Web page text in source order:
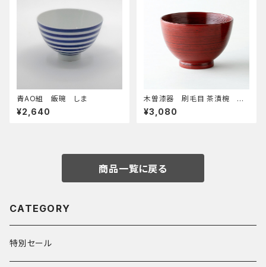
青AO組 飯碗 しま
¥2,640
木曽漆器 刷毛目 茶漬椀 根
来
¥3,080
商品一覧に戻る
CATEGORY
特別セール